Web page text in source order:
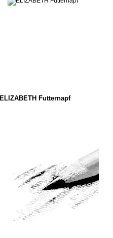
ELIZABETH Futternapf